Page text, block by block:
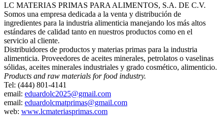
LC MATERIAS PRIMAS PARA ALIMENTOS, S.A. DE C.V.
Somos una empresa dedicada a la venta y distribución de
ingredientes para la industria alimenticia manejando los más altos
estándares de calidad tanto en nuestros productos como en el
servicio al cliente.
Distribuidores de productos y materias primas para la industria
alimenticia. Proveedores de aceites minerales, petrolatos o vaselinas
sólidas, aceites minerales industriales y grado cosmético, alimenticio.
Products and raw materials for food industry.
Tel: (444) 801-4141
email: eduardolc2025@gmail.com
email: eduardolcmatprimas@gmail.com
web: www.lcmateriasprimas.com